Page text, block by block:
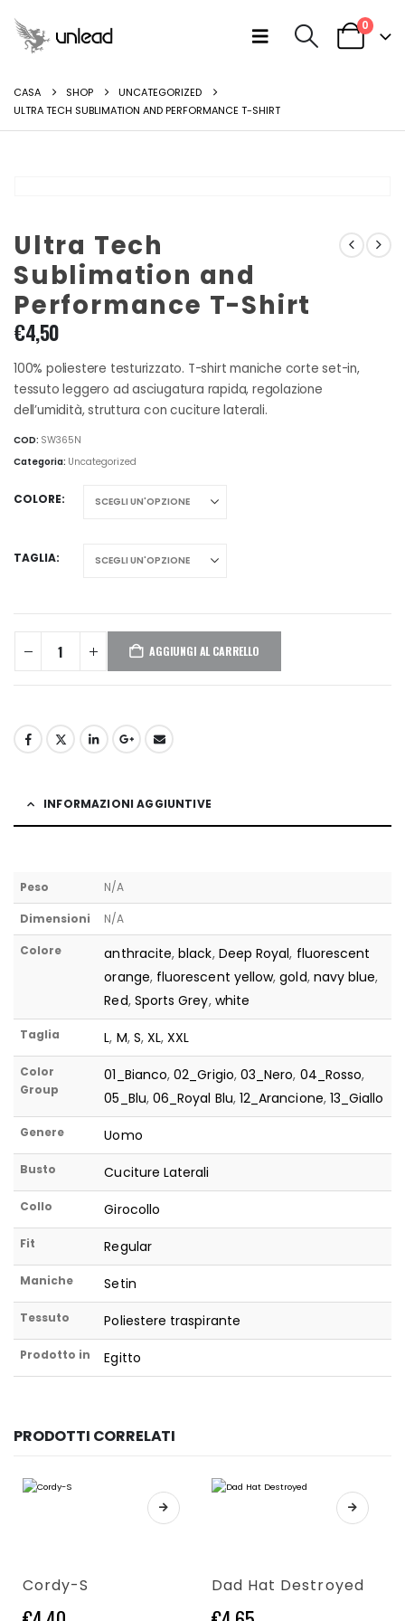
0
CASA SHOP
UNCATEGORIZED
ULTRA TECH SUBLIMATION AND PERFORMANCE T-SHIRT
Ultra Tech
Sublimation and
Performance T-Shirt
€4,50
100% poliestere testurizzato. T-shirt maniche corte set-in,
tessuto leggero ad asciugatura rapida, regolazione
dell’umidità, struttura con cuciture laterali.
COD: SW365N
Categoria: Uncategorized
COLORE
TAGLIA
AGGIUNGI AL CARRELLO
INFORMAZIONI AGGIUNTIVE
Peso N/A
Dimensioni N/A
Colore anthracite,black, Deep Royal, fluorescent
orange, fluorescent yellow,gold, navy blue,
Red, Sports Grey, white
Taglia L, M, S,XL,XXL
Color
Group
01_Bianco,02_Grigio, 03_Nero, 04_Rosso,
05_Blu, 06_Royal Blu, 12_Arancione, 13_Giallo
Genere Uomo
Busto Cuciture Laterali
Collo Girocollo
Fit Regular
Maniche Setin
Tessuto Poliestere traspirante
Prodotto in Egitto
PRODOTTI CORRELATI
Questo prodotto ha più varianti. Le opzioni possono essere scelte nella pagina del prodotto
Cordy-S
Questo prodotto ha più varianti. Le opzioni possono essere scelte nella pagina del prodotto
Dad Hat Destroyed